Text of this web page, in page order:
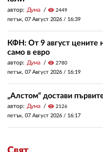
автор: Дума visibility 2449
петък, 07 Август 2026 / 16:39
КФН: От 9 август цените
само в евро
автор: Дума visibility 2780
петък, 07 Август 2026 / 16:19
„Алстом“ достави
автор: Дума visibility 2126
петък, 07 Август 2026 / 16:17